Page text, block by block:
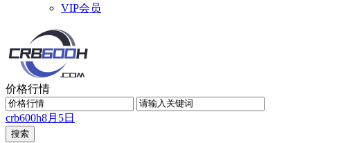
VIP会员
价格行情
crb600h8月5日